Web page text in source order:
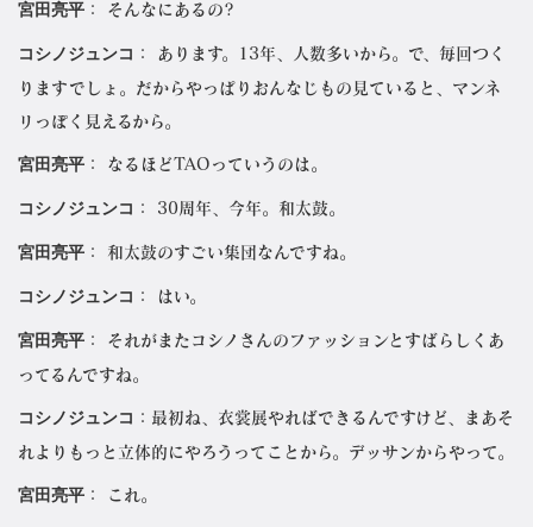
宮田亮平 ： そんなにあるの?
コシノジュンコ ： あります。13年、人数多いから。で、毎回つく
りますでしょ。だからやっぱりおんなじもの見ていると、マンネ
リっぽく見えるから。
宮田亮平 ： なるほどTAOっていうのは。
コシノジュンコ ： 30周年、今年。和太鼓。
宮田亮平 ： 和太鼓のすごい集団なんですね。
コシノジュンコ ： はい。
宮田亮平 ： それがまたコシノさんのファッションとすばらしくあ
ってるんですね。
コシノジュンコ ：最初ね、衣裳展やればできるんですけど、まあそ
れよりもっと立体的にやろうってことから。デッサンからやって。
宮田亮平 ： これ。